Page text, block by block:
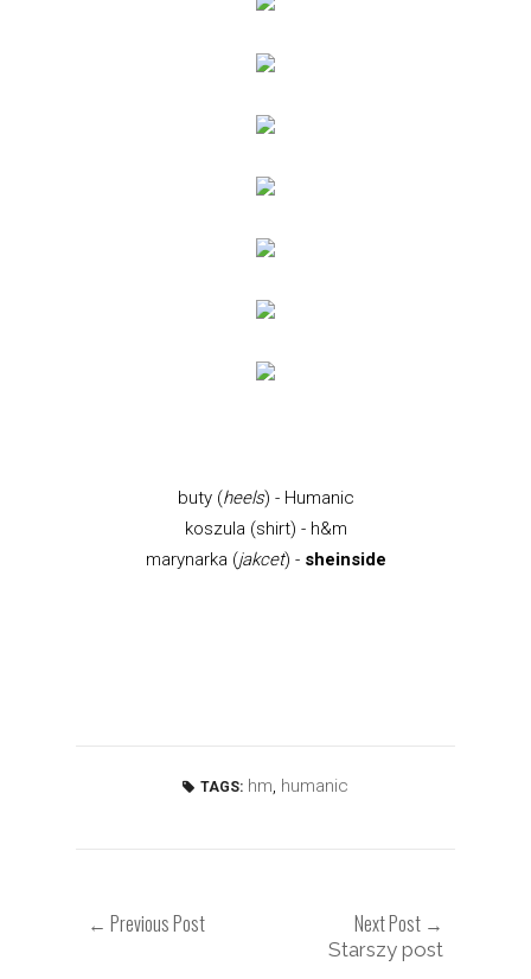
buty (heels) - Humanic
koszula (shirt) - h&m
marynarka (jakcet) - sheinside
TAGS: hm, humanic
← Previous Post Next Post →
Starszy post